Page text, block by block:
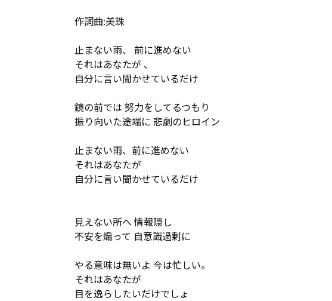
作詞曲:美珠
止まない雨、 前に進めない
それはあなたが 、
自分に言い聞かせているだけ
鏡の前では 努力をしてるつもり
振り向いた途端に 悲劇のヒロイン
止まない雨、前に進めない
それはあなたが
自分に言い聞かせているだけ
見えない所へ 情報隠し
不安を煽って 自意識過剰に
やる意味は無いよ 今は忙しい。
それはあなたが
目を逸らしたいだけでしょ